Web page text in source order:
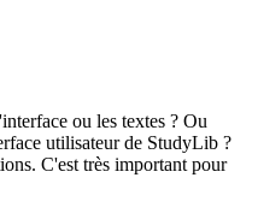
ou les textes ? Ou
utilisateur de StudyLib ?
C'est très important pour